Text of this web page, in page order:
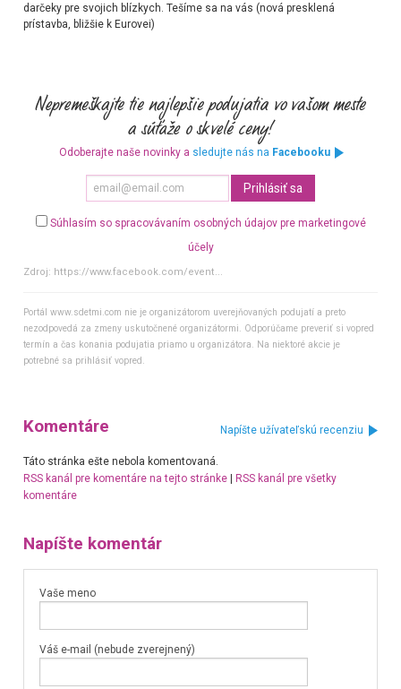
darčeky pre svojich blízkych. Tešíme sa na vás (nová presklená
prístavba, bližšie k Eurovei)
Odoberajte naše novinky a sledujte nás na Facebooku
Súhlasím so spracovávaním osobných údajov pre marketingové
účely
Zdroj: https://www.facebook.com/event...
Portál www.sdetmi.com nie je organizátorom uverejňovaných podujatí a preto
nezodpovedá za zmeny uskutočnené organizátormi. Odporúčame preveriť si vopred
termín a čas konania podujatia priamo u organizátora. Na niektoré akcie je
potrebné sa prihlásiť vopred.
Komentáre Napíšte užívateľskú recenziu
Táto stránka ešte nebola komentovaná.
RSS kanál pre komentáre na tejto stránke|
RSS kanál pre všetky
komentáre
Napíšte komentár
Vaše meno
Váš e-mail (nebude zverejnený)